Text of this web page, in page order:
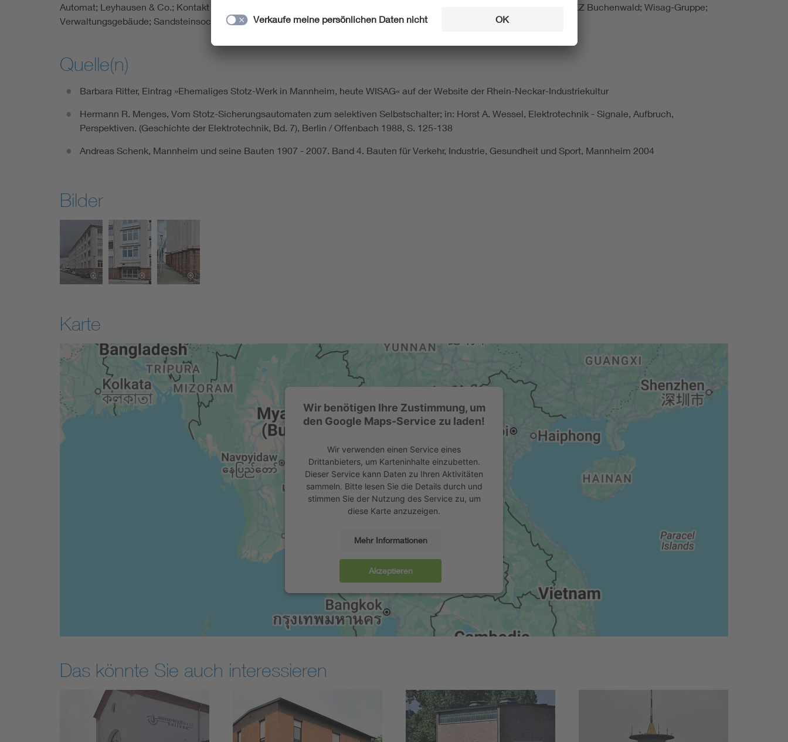
Automat; Leyhausen & Co.; Kontakt AG; Stotz-Kontakt GmbH; Rüstungsbetrieb; Heeresversuchsanstalt Peenemünde; V2; KZ Buchenwald; Wisag-Gruppe;
Verwaltungsgebäude; Sandsteinsockel; Wanderbuchstaben;
Quelle(n)
Barbara Ritter, Eintrag »Ehemaliges Stotz-Werk in Mannheim, heute WISAG« auf der Website der Rhein-Neckar-Industriekultur
Hermann R. Menges, Vom Stotz-Sicherungsautomaten zum selektiven Selbstschalter; in: Horst A. Wessel, Elektrotechnik - Signale, Aufbruch,
Perspektiven. (Geschichte der Elektrotechnik, Bd. 7), Berlin / Offenbach 1988, S. 125-138
Andreas Schenk, Mannheim und seine Bauten 1907 - 2007. Band 4. Bauten für Verkehr, Industrie, Gesundheit und Sport, Mannheim 2004
Bilder
Karte
Wir benötigen Ihre Zustimmung, um
den Google Maps-Service zu laden!
Wir verwenden einen Service eines
Drittanbieters, um Karteninhalte einzubetten.
Dieser Service kann Daten zu Ihren Aktivitäten
sammeln. Bitte lesen Sie die Details durch und
stimmen Sie der Nutzung des Service zu, um
diese Karte anzuzeigen.
Mehr Informationen
Akzeptieren
Das könnte Sie auch interessieren